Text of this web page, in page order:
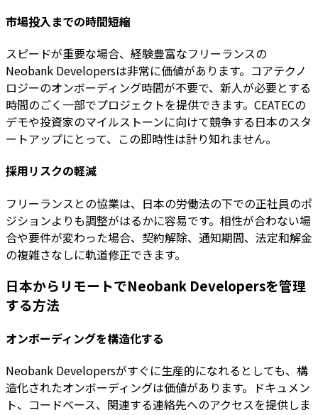
市場投入までの時間短縮
スピードが重要な場合、経験豊富なフリーランスの
Neobank Developersは非常に価値があります。コアテクノ
ロジーのオンボーディング時間が不要で、新人が必要とする
時間のごく一部でプロジェクトを提供できます。CEATECの
デモや投資家のマイルストーンに向けて競争する日本のスタ
ートアップにとって、この即時性は計り知れません。
採用リスクの軽減
フリーランスとの協業は、日本の労働法の下での正社員のポ
ジションよりも調整がはるかに容易です。相性が合わない場
合や要件が変わった場合、契約解除、通知期間、法定和解金
の複雑さなしに軌道修正できます。
日本からリモートでNeobank Developersを管理
する方法
オンボーディングを構造化する
Neobank Developersがすぐに生産的になれるとしても、構
造化されたオンボーディングは価値があります。ドキュメン
ト、コードベース、関連する連絡先へのアクセスを提供しま